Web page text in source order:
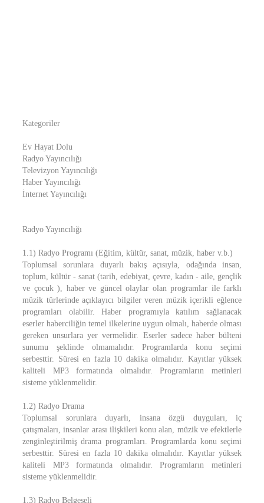
Kategoriler
Ev Hayat Dolu
Radyo Yayıncılığı
Televizyon Yayıncılığı
Haber Yayıncılığı
İnternet Yayıncılığı
Radyo Yayıncılığı
1.1) Radyo Programı (Eğitim, kültür, sanat, müzik, haber v.b.)
Toplumsal sorunlara duyarlı bakış açısıyla, odağında insan,
toplum, kültür - sanat (tarih, edebiyat, çevre, kadın - aile, gençlik
ve çocuk ), haber ve güncel olaylar olan programlar ile farklı
müzik türlerinde açıklayıcı bilgiler veren müzik içerikli eğlence
programları olabilir. Haber programıyla katılım sağlanacak
eserler haberciliğin temel ilkelerine uygun olmalı, haberde olması
gereken unsurlara yer vermelidir. Eserler sadece haber bülteni
sunumu şeklinde olmamalıdır. Programlarda konu seçimi
serbesttir. Süresi en fazla 10 dakika olmalıdır. Kayıtlar yüksek
kaliteli MP3 formatında olmalıdır. Programların metinleri
sisteme yüklenmelidir.
1.2) Radyo Drama
Toplumsal sorunlara duyarlı, insana özgü duyguları, iç
çatışmaları, insanlar arası ilişkileri konu alan, müzik ve efektlerle
zenginleştirilmiş drama programları. Programlarda konu seçimi
serbesttir. Süresi en fazla 10 dakika olmalıdır. Kayıtlar yüksek
kaliteli MP3 formatında olmalıdır. Programların metinleri
sisteme yüklenmelidir.
1.3) Radyo Belgeseli